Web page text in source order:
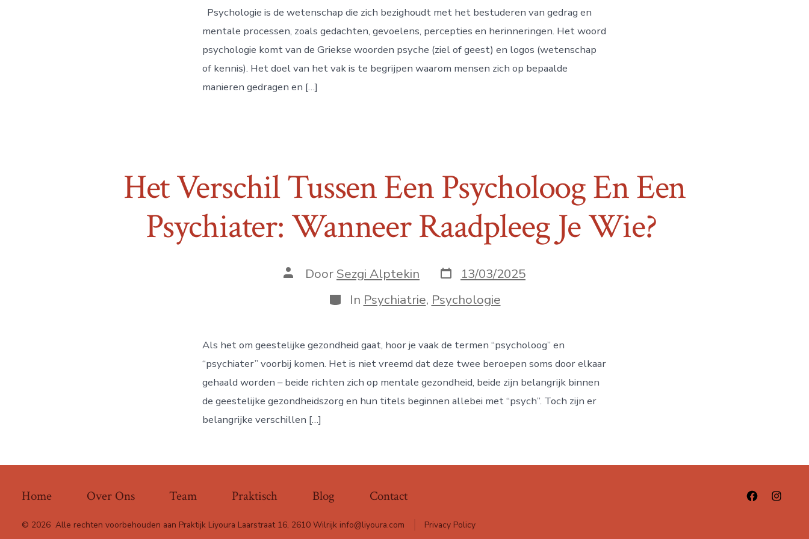
Psychologie is de wetenschap die zich bezighoudt met het bestuderen van gedrag en
mentale processen, zoals gedachten, gevoelens, percepties en herinneringen. Het woord
psychologie komt van de Griekse woorden psyche (ziel of geest) en logos (wetenschap
of kennis). Het doel van het vak is te begrijpen waarom mensen zich op bepaalde
manieren gedragen en […]
Het Verschil Tussen Een Psycholoog En Een
Psychiater: Wanneer Raadpleeg Je Wie?
Auteur
Door Sezgi Alptekin Berichtdatum
13/03/2025
Categorieën
In Psychiatrie, Psychologie
Als het om geestelijke gezondheid gaat, hoor je vaak de termen “psycholoog” en
“psychiater” voorbij komen. Het is niet vreemd dat deze twee beroepen soms door elkaar
gehaald worden – beide richten zich op mentale gezondheid, beide zijn belangrijk binnen
de geestelijke gezondheidszorg en hun titels beginnen allebei met “psych”. Toch zijn er
belangrijke verschillen […]
Home Over Ons Team Praktisch Blog Contact
OpenOpen
© 2026 Alle rechten voorbehouden aan Praktijk Liyoura Laarstraat 16, 2610 Wilrijk info@liyoura.com Privacy Policy